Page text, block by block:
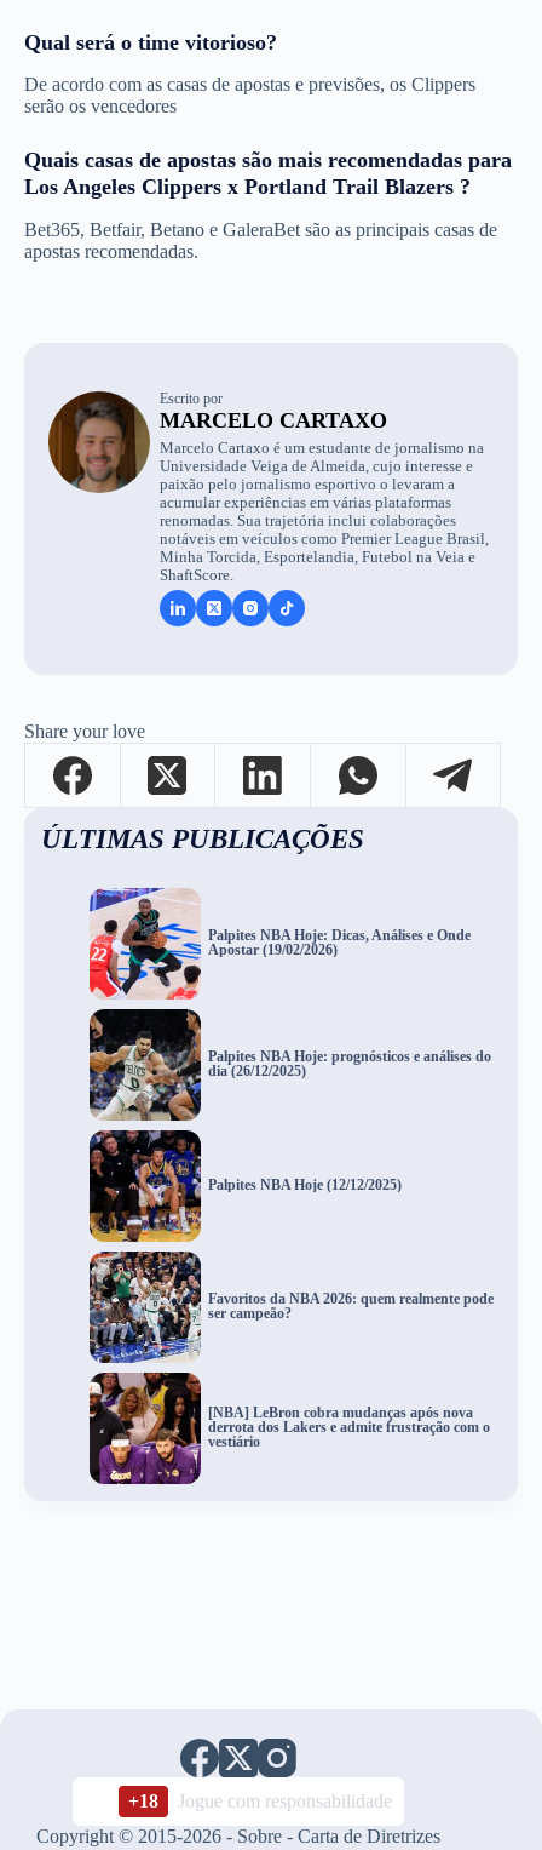
Qual será o time vitorioso?
De acordo com as casas de apostas e previsões, os Clippers
serão os vencedores
Quais casas de apostas são mais recomendadas para
Los Angeles Clippers x Portland Trail Blazers ?
Bet365, Betfair, Betano e GaleraBet são as principais casas de
apostas recomendadas.
Escrito por
MARCELO CARTAXO
Marcelo Cartaxo é um estudante de jornalismo na
Universidade Veiga de Almeida, cujo interesse e
paixão pelo jornalismo esportivo o levaram a
acumular experiências em várias plataformas
renomadas. Sua trajetória inclui colaborações
notáveis em veículos como Premier League Brasil,
Minha Torcida, Esportelandia, Futebol na Veia e
ShaftScore.
Share your love
ÚLTIMAS PUBLICAÇÕES
Palpites NBA Hoje: Dicas, Análises e Onde
Apostar (19/02/2026)
Palpites NBA Hoje: prognósticos e análises do
dia (26/12/2025)
Palpites NBA Hoje (12/12/2025)
Favoritos da NBA 2026: quem realmente pode
ser campeão?
[NBA] LeBron cobra mudanças após nova
derrota dos Lakers e admite frustração com o
vestiário
+18
Jogue com responsabilidade
Copyright © 2015-2026 - Sobre -Carta de Diretrizes